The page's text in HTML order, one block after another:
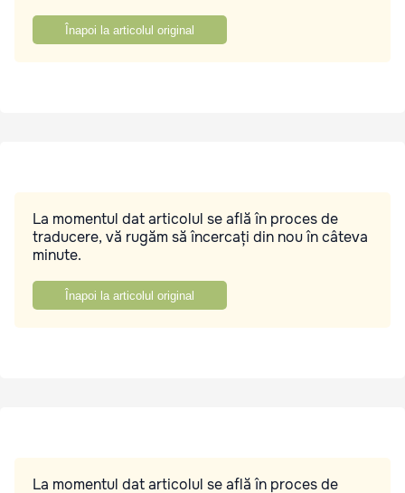
Înapoi la articolul original
La momentul dat articolul se află în proces de
traducere, vă rugăm să încercați din nou în câteva
minute.
Înapoi la articolul original
La momentul dat articolul se află în proces de